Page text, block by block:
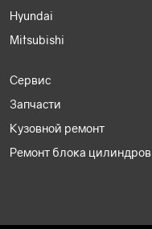
Hyundai
Mitsubishi
Сервис
Запчасти
Кузовной ремонт
Ремонт блока цилиндров